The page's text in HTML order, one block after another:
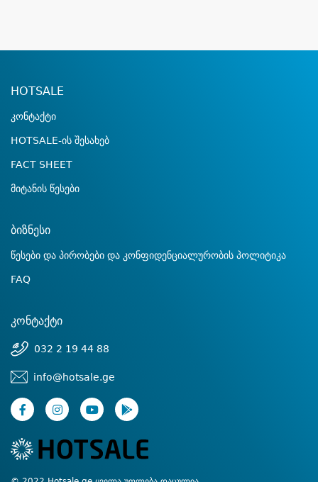
HOTSALE
კონტაქტი
HOTSALE-ის შესახებ
FACT SHEET
მიტანის წესები
ბიზნესი
წესები და პირობები და კონფიდენციალურობის პოლიტიკა
FAQ
კონტაქტი
032 2 19 44 88
info@hotsale.ge